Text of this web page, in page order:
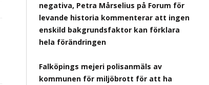
negativa, Petra Mårselius på Forum för
levande historia kommenterar att ingen
enskild bakgrundsfaktor kan förklara
hela förändringen
Falköpings mejeri polisanmäls av
kommunen för miljöbrott för att ha